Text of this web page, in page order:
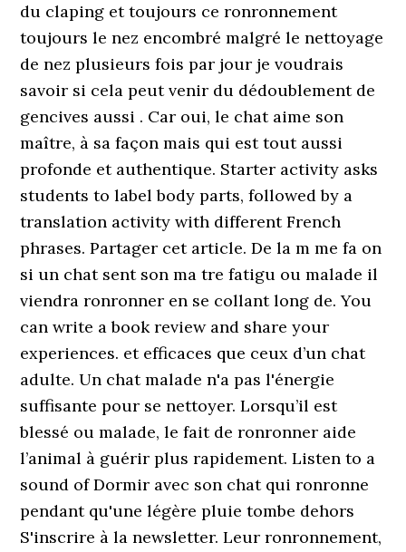
du claping et toujours ce ronronnement
toujours le nez encombré malgré le nettoyage
de nez plusieurs fois par jour je voudrais
savoir si cela peut venir du dédoublement de
gencives aussi . Car oui, le chat aime son
maître, à sa façon mais qui est tout aussi
profonde et authentique. Starter activity asks
students to label body parts, followed by a
translation activity with different French
phrases. Partager cet article. De la m me fa on
si un chat sent son ma tre fatigu ou malade il
viendra ronronner en se collant long de. You
can write a book review and share your
experiences. et efficaces que ceux d’un chat
adulte. Un chat malade n'a pas l'énergie
suffisante pour se nettoyer. Lorsqu’il est
blessé ou malade, le fait de ronronner aide
l’animal à guérir plus rapidement. Listen to a
sound of Dormir avec son chat qui ronronne
pendant qu'une légère pluie tombe dehors
S'inscrire à la newsletter. Leur ronronnement,